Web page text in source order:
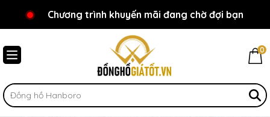
Chào mừng bạn đến với Đồnghồgiátốt.vn!
Chương trình khuyến mãi đang chờ đợi bạn
0